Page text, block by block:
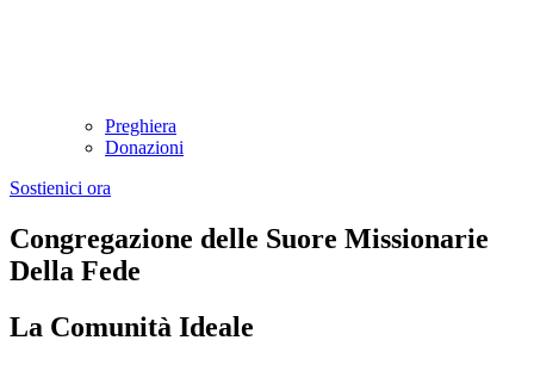
Preghiera
Donazioni
Sostienici ora
Congregazione delle Suore Missionarie
Della Fede
La Comunità Ideale